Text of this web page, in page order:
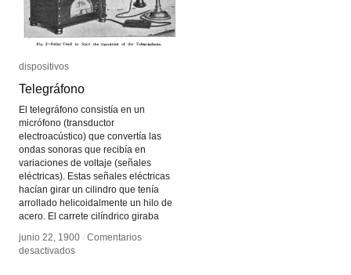
dispositivos
Telegráfono
El telegráfono consistía en un
micrófono (transductor
electroacústico) que convertía las
ondas sonoras que recibía en
variaciones de voltaje (señales
eléctricas). Estas señales eléctricas
hacían girar un cilindro que tenía
arrollado helicoidalmente un hilo de
acero. El carrete cilíndrico giraba
junio 22, 1900 / Comentarios
desactivadosen
dispositivos
Telegráfono
junio 22, 1900 / Comentarios
desactivadosen